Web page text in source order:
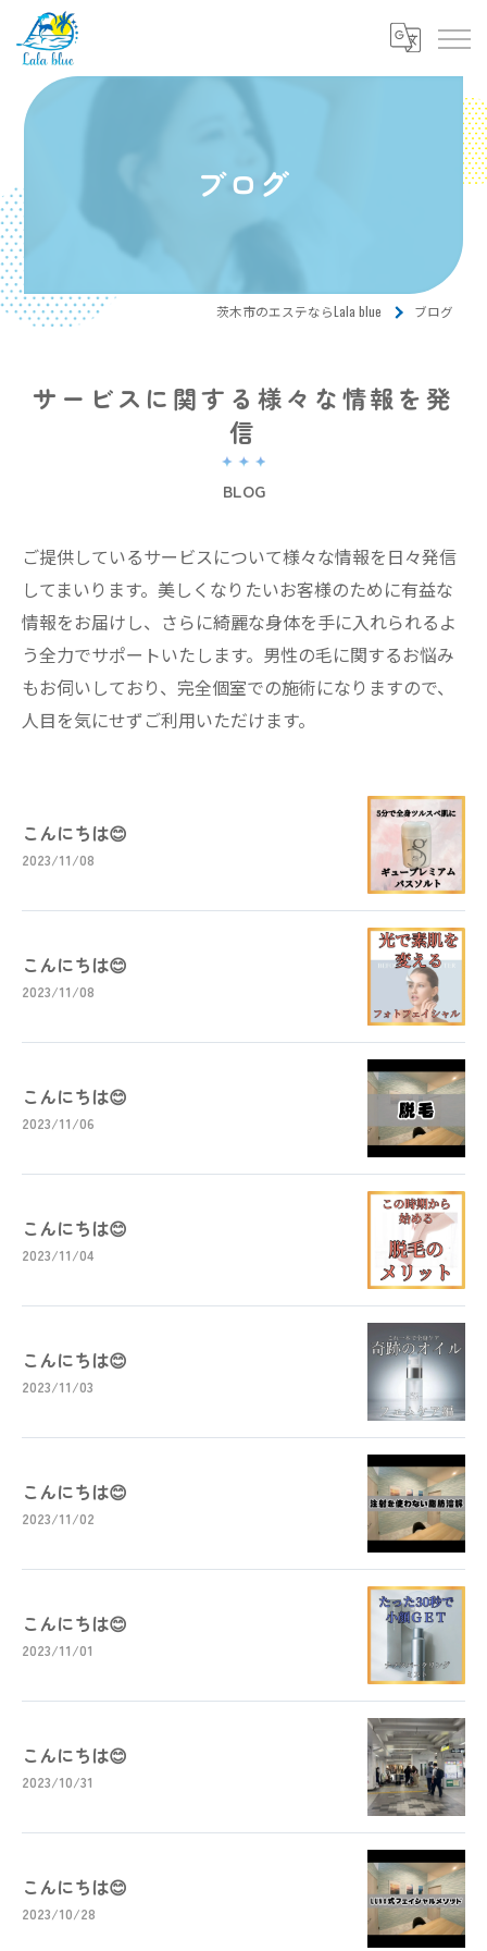
ブログ
茨木市のエステならLala blue ブログ
サービスに関する様々な情報を発
信
BLOG
ご提供しているサービスについて様々な情報を日々発信
してまいります。美しくなりたいお客様のために有益な
情報をお届けし、さらに綺麗な身体を手に入れられるよ
う全力でサポートいたします。男性の毛に関するお悩み
もお伺いしており、完全個室での施術になりますので、
人目を気にせずご利用いただけます。
こんにちは😊
2023/11/08
こんにちは😊
2023/11/08
こんにちは😊
2023/11/06
こんにちは😊
2023/11/04
こんにちは😊
2023/11/03
こんにちは😊
2023/11/02
こんにちは😊
2023/11/01
こんにちは😊
2023/10/31
こんにちは😊
2023/10/28